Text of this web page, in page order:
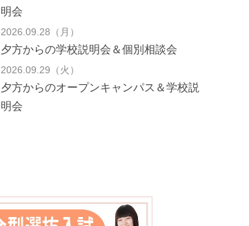
明会
2026.09.28（月）
夕方からの学校説明会＆個別相談会
2026.09.29（火）
夕方からのオープンキャンパス＆学校説
明会